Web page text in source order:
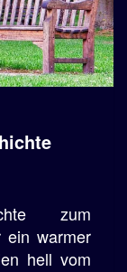
zum
ein warmer
hell vom